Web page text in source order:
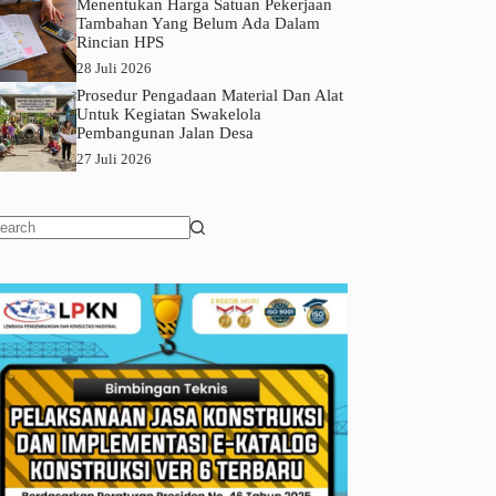
Menentukan Harga Satuan Pekerjaan
Tambahan Yang Belum Ada Dalam
Rincian HPS
28 Juli 2026
Prosedur Pengadaan Material Dan Alat
Untuk Kegiatan Swakelola
Pembangunan Jalan Desa
27 Juli 2026